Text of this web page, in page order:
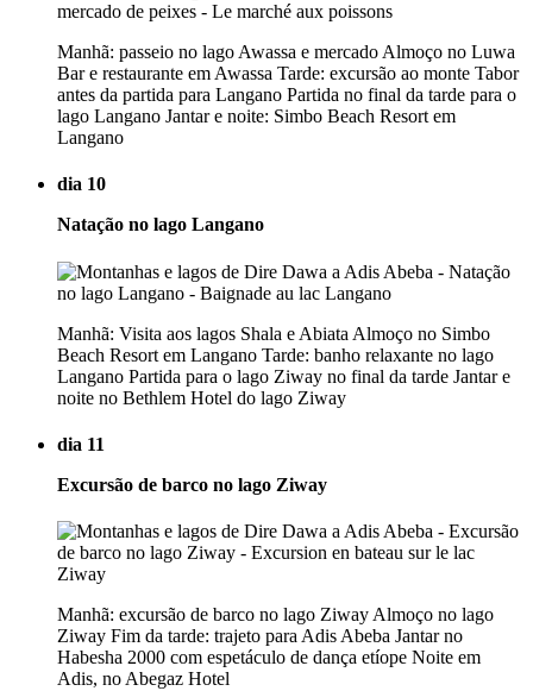
Manhã: passeio no lago Awassa e mercado Almoço no Luwa
Bar e restaurante em Awassa Tarde: excursão ao monte Tabor
antes da partida para Langano Partida no final da tarde para o
lago Langano Jantar e noite: Simbo Beach Resort em
Langano
dia 10
Natação no lago Langano
Manhã: Visita aos lagos Shala e Abiata Almoço no Simbo
Beach Resort em Langano Tarde: banho relaxante no lago
Langano Partida para o lago Ziway no final da tarde Jantar e
noite no Bethlem Hotel do lago Ziway
dia 11
Excursão de barco no lago Ziway
Manhã: excursão de barco no lago Ziway Almoço no lago
Ziway Fim da tarde: trajeto para Adis Abeba Jantar no
Habesha 2000 com espetáculo de dança etíope Noite em
Adis, no Abegaz Hotel